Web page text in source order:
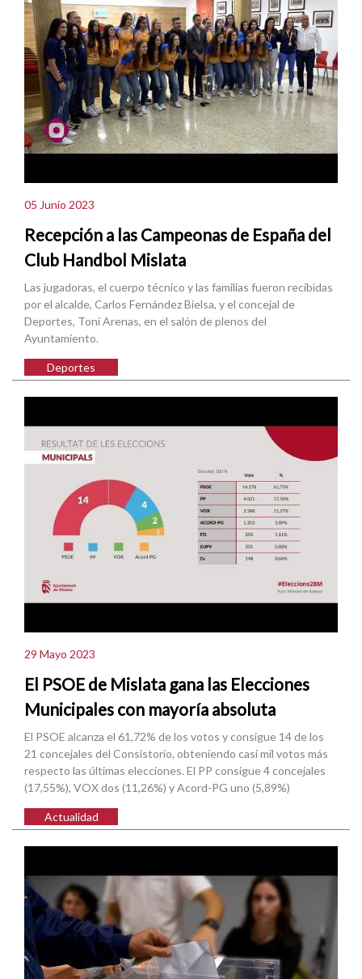
05 Junio 2023
Recepción a las Campeonas de España del
Club Handbol Mislata
Las jugadoras, el cuerpo técnico y las familias fueron recibidas
por el alcalde, Carlos Fernández Bielsa, y el concejal de
Deportes, Toni Arenas, en el salón de plenos del
Ayuntamiento.
Deportes
29 Mayo 2023
El PSOE de Mislata gana las Elecciones
Municipales con mayoría absoluta
El PSOE alcanza el 61,72% de los votos y consigue 14 de los
21 concejales del Consistorio, obteniendo casi mil votos más
respecto las últimas elecciones. El PP consigue 4 concejales
(17,55%), VOX dos (11,26%) y Acord-PG uno (5,89%)
Actualidad